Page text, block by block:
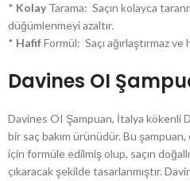
* Kolay Tarama: Saçın kolayca
düğümlenmeyi azaltır.
* HafifFormül: Saçı ağırlaştırmaz ve
Davines OI
Davines OI Şampuan, İtalya kökenli
bir saç bakım ürünüdür. Bu
için formüle edilmiş olup, saçın
çıkaracak şekilde tasarlanmıştır.